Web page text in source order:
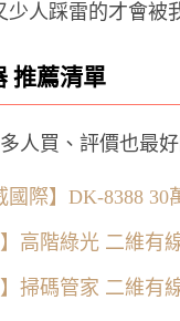
人踩雷的才會被
推薦清單
人買、評價也最
國際】DK-8388
】高階綠光 二維有
】掃碼管家 二維有